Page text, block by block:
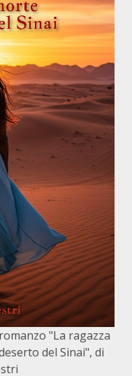
"La ragazza
del Sinai", di